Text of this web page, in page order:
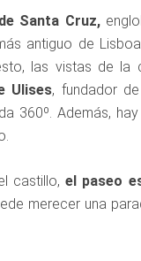
Santa Cruz,
antiguo de
las vistas de
Ulises, fundador
360º. Además,
castillo,el paseo
merecer una